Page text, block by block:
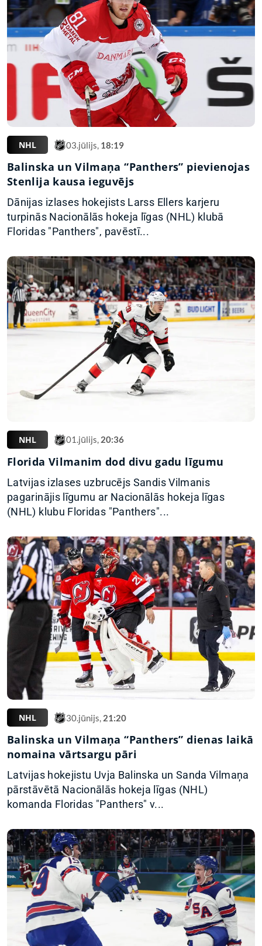
NHL 03.jūlijs, 18:19
Balinska un Vilmaņa “Panthers” pievienojas
Stenlija kausa ieguvējs
Dānijas izlases hokejists Larss Ellers karjeru
turpinās Nacionālās hokeja līgas (NHL) klubā
Floridas "Panthers", pavēstī...
NHL 01.jūlijs, 20:36
Florida Vilmanim dod divu gadu līgumu
Latvijas izlases uzbrucējs Sandis Vilmanis
pagarinājis līgumu ar Nacionālās hokeja līgas
(NHL) klubu Floridas "Panthers"...
NHL 30.jūnijs, 21:20
Balinska un Vilmaņa “Panthers” dienas laikā
nomaina vārtsargu pāri
Latvijas hokejistu Uvja Balinska un Sanda Vilmaņa
pārstāvētā Nacionālās hokeja līgas (NHL)
komanda Floridas "Panthers" v...